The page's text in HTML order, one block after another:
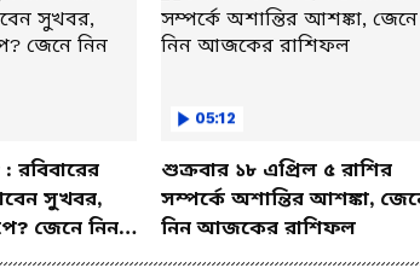
রবিবারের
সুখবর,
জেনে নিন
05:12
শুক্রবার ১৮ এপ্রিল ৫ রাশির
সম্পর্কে অশান্তির আশঙ্কা,
নিন আজকের রাশিফল